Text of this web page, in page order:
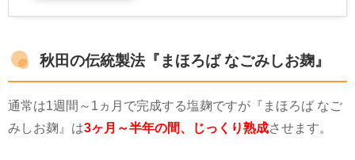
秋田の伝統製法『まほろば なごみしお麹』
通常は1週間～ 1 ヵ月で完成する塩麹ですが『まほろば なご
みしお麹』は3ヶ月～半年の間、じっくり熟成させます。